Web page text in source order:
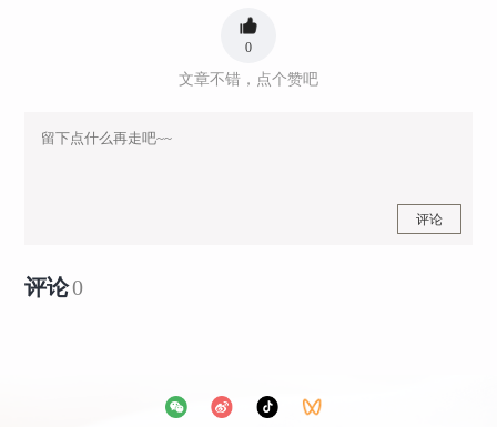
0
文章不错，点个赞吧
评论
评论0